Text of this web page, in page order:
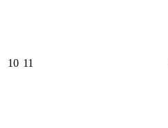
10 11